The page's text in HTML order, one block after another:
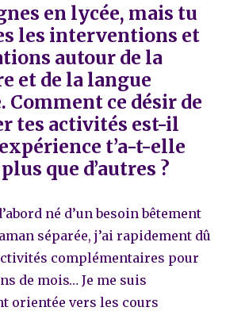
en lycée, mais tu
les interventions et
autour de la
et de la langue
Comment ce désir de
tes activités est-il
t’a-t-elle
que d’autres ?
né d’un besoin bêtement
séparée, j’ai rapidement dû
complémentaires pour
de mois… Je me suis
orientée vers les cours